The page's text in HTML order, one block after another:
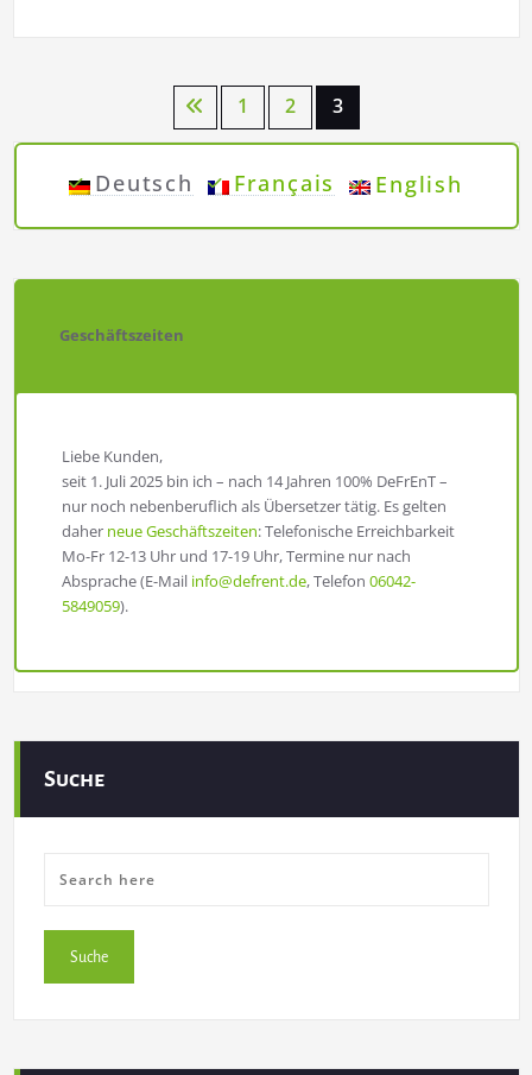
Seitennummerierung
der
Beiträge
1 2 3
Deutsch Français English
Geschäftszeiten
Liebe Kunden,
seit 1. Juli 2025 bin ich – nach 14 Jahren 100% DeFrEnT –
nur noch nebenberuflich als Übersetzer tätig. Es gelten
daher neue Geschäftszeiten: Telefonische Erreichbarkeit
Mo-Fr 12-13 Uhr und 17-19 Uhr, Termine nur nach
Absprache (E-Mail info@defrent.de, Telefon 06042-
5849059).
Suche